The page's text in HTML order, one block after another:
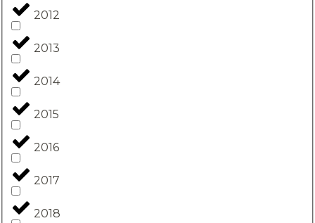
2012
2013
2014
2015
2016
2017
2018